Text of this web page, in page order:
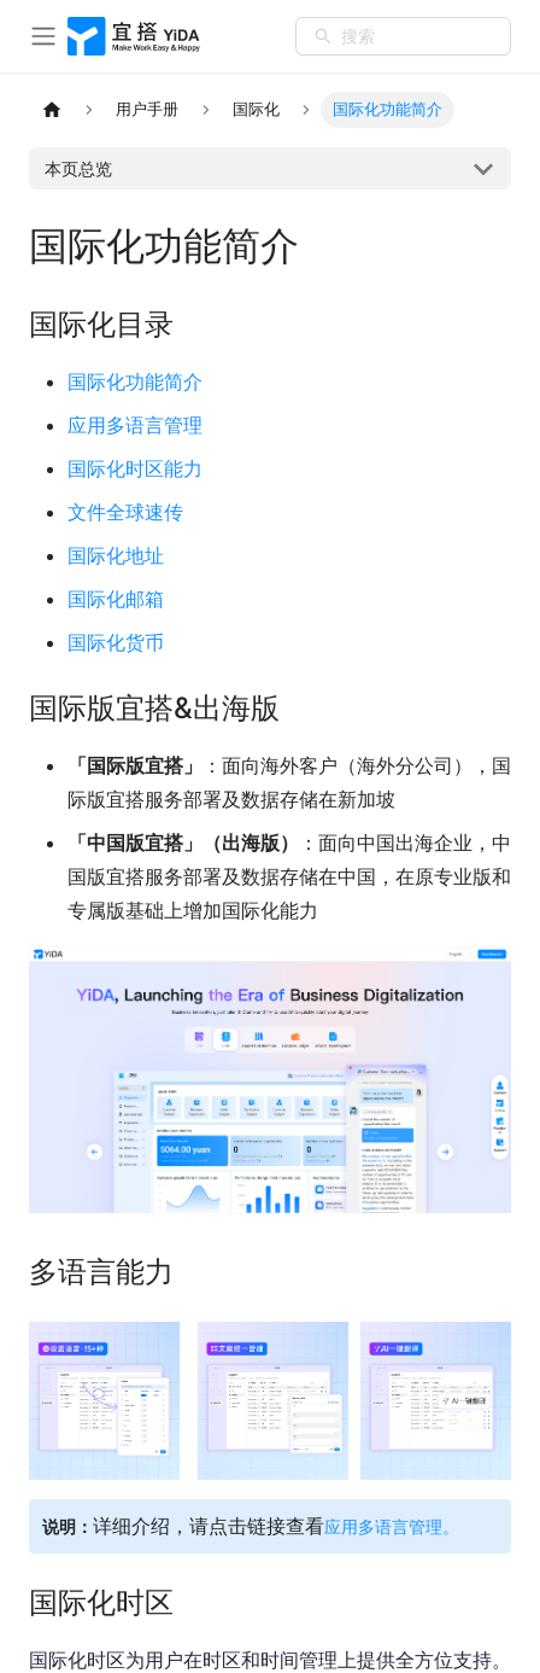
搜索
用户手册 国际化 国际化功能简介
本页总览
国际化功能简介
国际化目录
国际化功能简介
应用多语言管理
国际化时区能力
文件全球速传
国际化地址
国际化邮箱
国际化货币
国际版宜搭&出海版
「国际版宜搭」
：面向海外客户（海外分公司），国
际版宜搭服务部署及数据存储在新加坡
「中国版宜搭」（出海版）
：面向中国出海企业，中
国版宜搭服务部署及数据存储在中国，在原专业版和
专属版基础上增加国际化能力
多语言能力
说明： 详细介绍，请点击链接查看应用多语言管理。
国际化时区
国际化时区为用户在时区和时间管理上提供全方位支持。